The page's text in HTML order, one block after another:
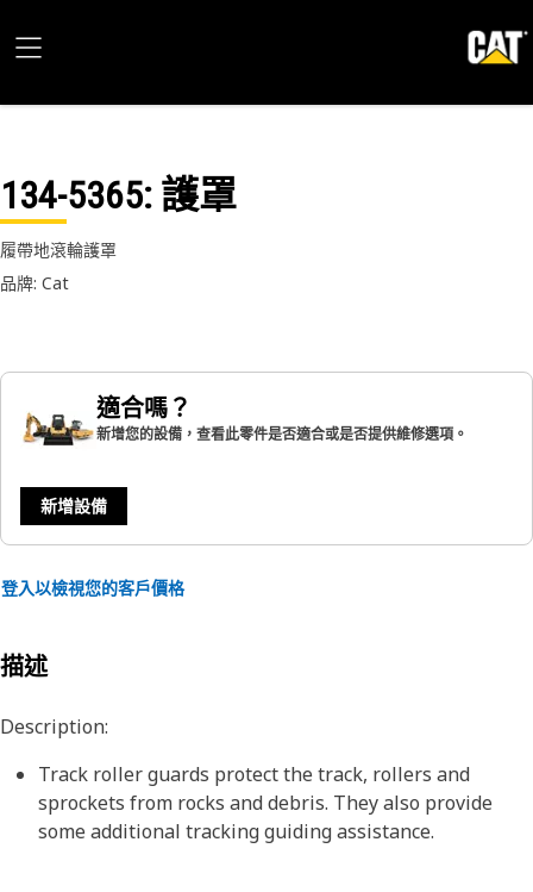
134-5365: 護罩
履帶地滾輪護罩
品牌: Cat
適合嗎？
新增您的設備，查看此零件是否適合或是否提供維修選項。
新增設備
登入以檢視您的客戶價格
描述
Description:
Track roller guards protect the track, rollers and
sprockets from rocks and debris. They also provide
some additional tracking guiding assistance.